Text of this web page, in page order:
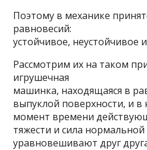
Поэтому в механике
равновесий:
устойчивое, неустойчивое
Рассмотрим их на таком
игрушечная
машинка, находящаяся в
выпуклой поверхности, и в
момент времени
тяжести и сила
уравновешивают друг